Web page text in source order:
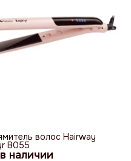
наличии
волос Hairway
B055